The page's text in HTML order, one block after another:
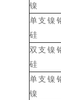
镍
单支镍
硅
双支镍
硅
单支镍
镍